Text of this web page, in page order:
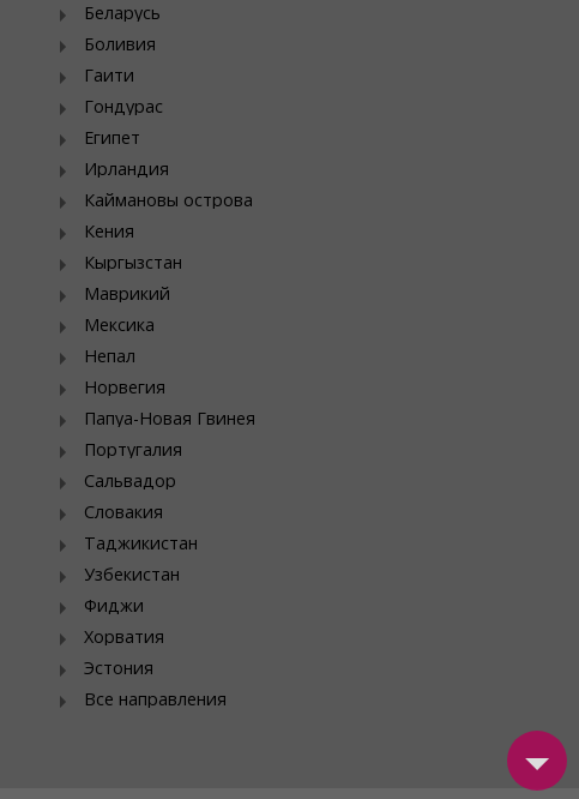
Беларусь
Боливия
Гаити
Гондурас
Египет
Ирландия
Каймановы острова
Кения
Кыргызстан
Маврикий
Мексика
Непал
Норвегия
Папуа-Новая Гвинея
Португалия
Сальвадор
Словакия
Таджикистан
Узбекистан
Фиджи
Хорватия
Эстония
Все направления